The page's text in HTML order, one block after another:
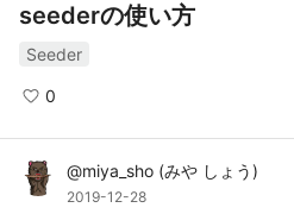
seederの使い方
Seeder
0
@miya_sho (みや しょう)
2019-12-28